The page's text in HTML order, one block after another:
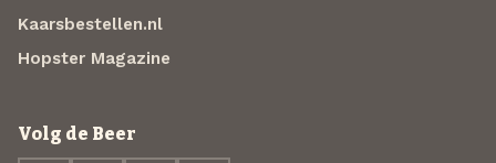
Kaarsbestellen.nl
Hopster Magazine
Volg de Beer